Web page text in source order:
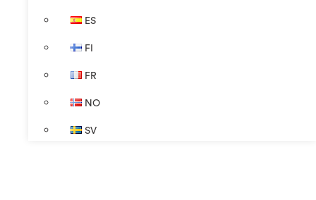
ES
FI
FR
NO
SV